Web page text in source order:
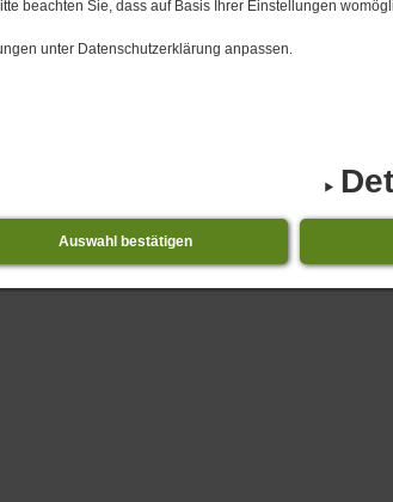
beachten Sie, dass auf Basis Ihrer Einstellungen
unter Datenschutzerklärung anpassen.
Auswahl bestätigen
Niederdorla -